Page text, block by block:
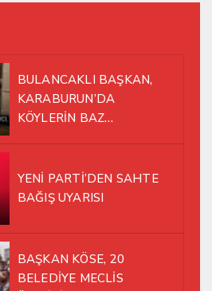
BULANCAKLI BAŞKAN,
KARABURUN’DA
KÖYLERİN BAZ
YENİ PARTİ’DEN SAHTE
BAĞIŞ UYARISI
BAŞKAN KÖSE, 20
BELEDİYE MECLİS